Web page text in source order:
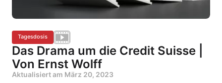
Tagesdosis
Das Drama um die Credit Suisse |
Von Ernst Wolff
Aktualisiert am März 20, 2023